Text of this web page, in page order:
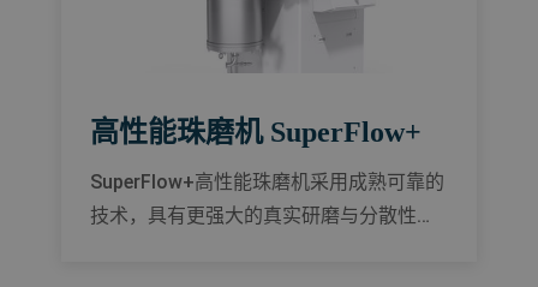
高性能珠磨机 SuperFlow+
SuperFlow+高性能珠磨机采用成熟可靠的
技术，具有更强大的真实研磨与分散性